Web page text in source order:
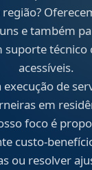
e também
técnico
acessíveis.
de
em
foco é
custo-
ou resolver